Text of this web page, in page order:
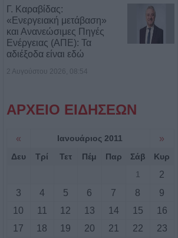
Γ. Καραβίδας:
«Ενεργειακή μετάβαση»
και Ανανεώσιμες Πηγές
Ενέργειας (ΑΠΕ): Τα
αδιέξοδα είναι εδώ
2 Αυγούστου 2026, 08:54
ΑΡΧΕΙΟ ΕΙΔΗΣΕΩΝ
« Ιανουάριος 2011 »
Δευ Τρί Τετ Πέμ Παρ Σάβ
Κυρ
1
2
3
4 5 6 7 8
9
10
11 12 13 14 15
16
17
18 19 20 21 22
23